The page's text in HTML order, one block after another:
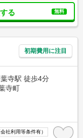
る 無料
初期費用に注目
寺駅 徒歩4分
寺町
社利用等条件有）